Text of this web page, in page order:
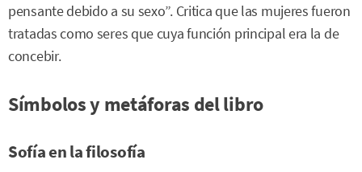
pensante debido a su sexo”. Critica que las mujeres fueron
tratadas como seres que cuya función principal era la de
concebir.
Símbolos y metáforas del libro
Sofía en la filosofía